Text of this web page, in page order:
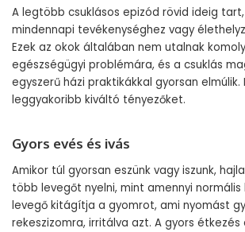
A legtöbb csuklásos epizód rövid ideig
mindennapi tevékenységhez vagy
Ezek az okok általában nem utalnak
egészségügyi problémára, és a csuklás
egyszerű házi praktikákkal gyorsan elmúlik.
leggyakoribb kiváltó tényezőket.
Gyors evés és ivás
Amikor túl gyorsan eszünk vagy iszunk,
több levegőt nyelni, mint amennyi normális
levegő kitágítja a gyomrot, ami nyomást
rekeszizomra, irritálva azt. A gyors